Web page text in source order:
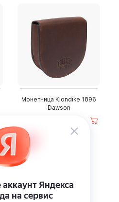
Монетница Klondike 1896
Dawson